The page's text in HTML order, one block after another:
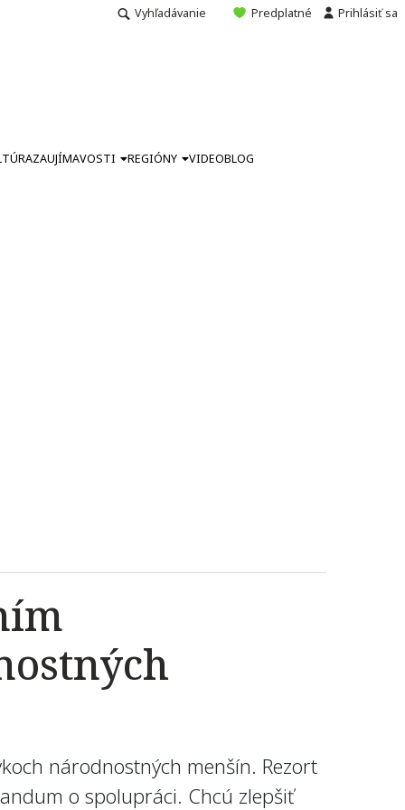
Vyhľadávanie Predplatné Prihlásiť sa
ZAUJÍMAVOSTI REGIÓNY VIDEOBLOG
národnostných menšín. Rezort
o spolupráci. Chcú zlepšiť